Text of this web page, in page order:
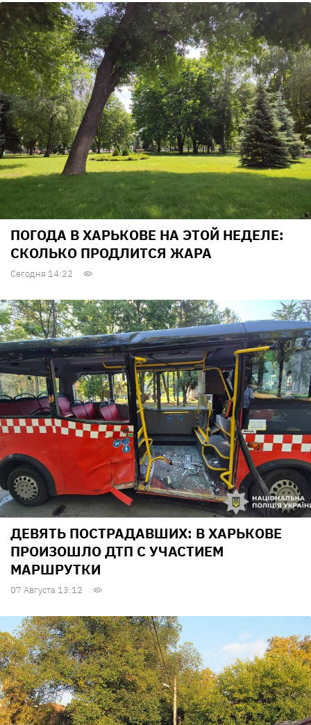
ПОГОДА В ХАРЬКОВЕ НА ЭТОЙ НЕДЕЛЕ:
СКОЛЬКО ПРОДЛИТСЯ ЖАРА
Сегодня 14:22
ДЕВЯТЬ ПОСТРАДАВШИХ: В ХАРЬКОВЕ
ПРОИЗОШЛО ДТП С УЧАСТИЕМ
МАРШРУТКИ
07 Августа 13:12